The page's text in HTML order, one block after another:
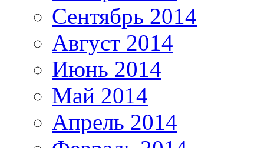
Сентябрь 2014
Август 2014
Июнь 2014
Май 2014
Апрель 2014